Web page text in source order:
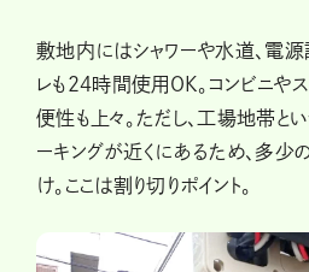
敷地内にはシャワーや水道、電源
レも24時間使用OK。コンビニや
便性も上々。ただし、工場地帯と
ーキングが近くにあるため、多少
け。ここは割り切りポイント。